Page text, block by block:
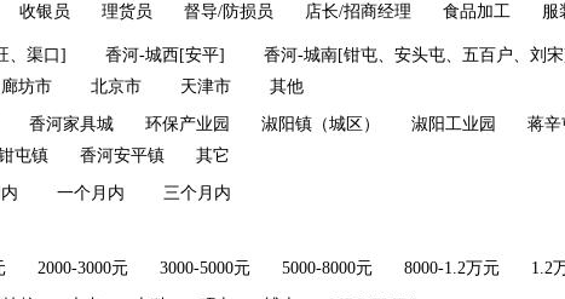
收银员 理货员 督导/防损员 店长/招商经理 食品加工 服
、渠口] 香河-城西[安平] 香河-城南[钳屯、安头屯、五百户、刘
廊坊市 北京市 天津市 其他
香河家具城 环保产业园 淑阳镇（城区） 淑阳工业园 蒋辛
屯镇 香河安平镇 其它
一个月内 三个月内
2000-3000元 3000-5000元 5000-8000元 8000-1.2万元 1.2